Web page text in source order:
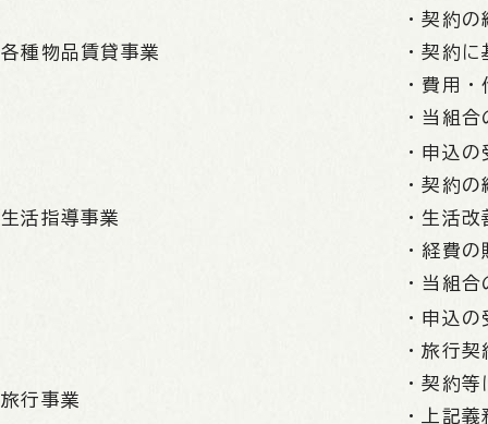
各種物品賃貸事業
・契約の
・契約
・費用
・当組
生活指導事業
・申込の
・契約の
・生活
・経費
・当組
旅行事業
・申込の
・旅行
・契約
・上記